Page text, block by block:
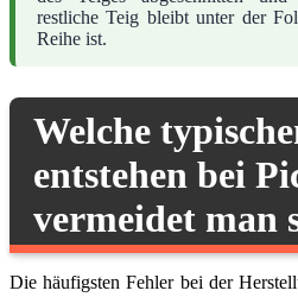
restliche Teig bleibt unter der
Reihe ist.
Welche
entstehen bei
vermeidet man
Die häufigsten Fehler bei der